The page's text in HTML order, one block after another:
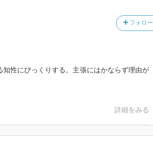
台頭を防ぐ)にも相通じる。ケナンは第二次
つが、中国の過大評価と日本の過小評価であ
極東のパワーバランスは動揺し、アメリカ自
されたが、その上でケナンが果たした役割は
フォロー
性にびっくりする。主張にはかならず理由が
詳細をみる